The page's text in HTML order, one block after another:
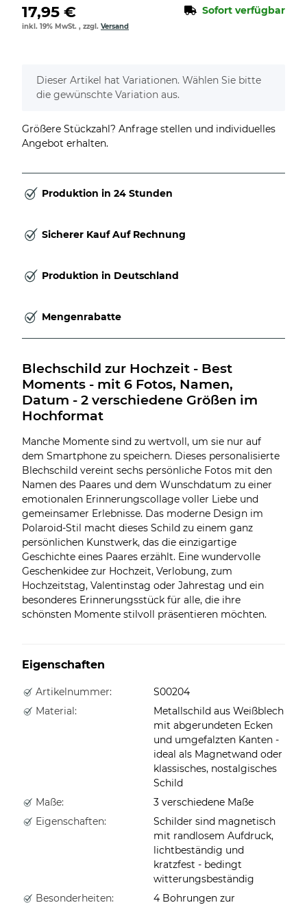
17,95 € Sofort verfügbar
inkl. 19% MwSt. , zzgl. Versand
x
Dieser Artikel hat Variationen. Wählen Sie bitte
die gewünschte Variation aus.
Größere Stückzahl? Anfrage stellen und individuelles
Angebot erhalten.
Produktion in 24 Stunden
Sicherer Kauf Auf Rechnung
Produktion in Deutschland
Mengenrabatte
Blechschild zur Hochzeit - Best
Moments - mit 6 Fotos, Namen,
Datum - 2 verschiedene Größen im
Hochformat
Manche Momente sind zu wertvoll, um sie nur auf
dem Smartphone zu speichern. Dieses personalisierte
Blechschild vereint sechs persönliche Fotos mit den
Namen des Paares und dem Wunschdatum zu einer
emotionalen Erinnerungscollage voller Liebe und
gemeinsamer Erlebnisse. Das moderne Design im
Polaroid-Stil macht dieses Schild zu einem ganz
persönlichen Kunstwerk, das die einzigartige
Geschichte eines Paares erzählt. Eine wundervolle
Geschenkidee zur Hochzeit, Verlobung, zum
Hochzeitstag, Valentinstag oder Jahrestag und ein
besonderes Erinnerungsstück für alle, die ihre
schönsten Momente stilvoll präsentieren möchten.
Eigenschaften
Artikelnummer:
S00204
Material:
Metallschild aus Weißblech
mit abgerundeten Ecken
und umgefalzten Kanten -
ideal als Magnetwand oder
klassisches, nostalgisches
Schild
Maße:
3 verschiedene Maße
Eigenschaften:
Schilder sind magnetisch
mit randlosem Aufdruck,
lichtbeständig und
kratzfest - bedingt
witterungsbeständig
Besonderheiten:
4 Bohrungen zur